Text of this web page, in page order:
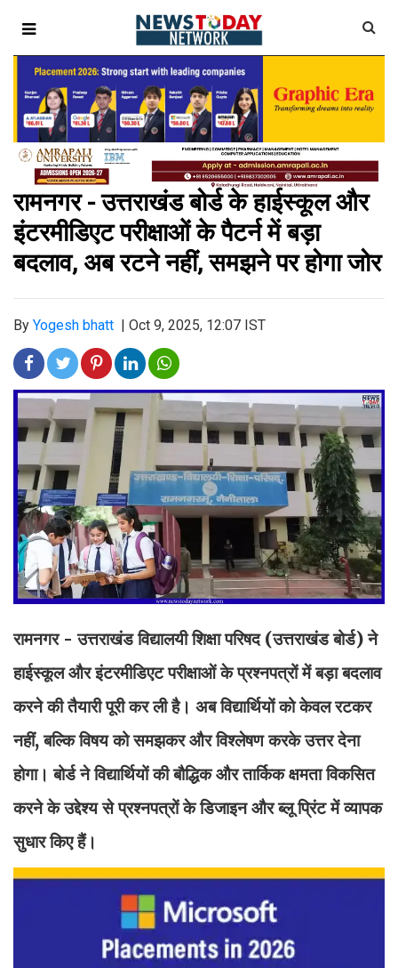
रामनगर - उत्तराखंड बोर्ड के हाईस्कूल और
इंटरमीडिएट परीक्षाओं के पैटर्न में बड़ा
बदलाव, अब रटने नहीं, समझने पर होगा जोर
By Yogesh bhatt Oct 9, 2025, 12:07 IST
रामनगर - उत्तराखंड विद्यालयी शिक्षा परिषद (उत्तराखंड बोर्ड) ने
हाईस्कूल और इंटरमीडिएट परीक्षाओं के प्रश्नपत्रों में बड़ा बदलाव
करने की तैयारी पूरी कर ली है। अब विद्यार्थियों को केवल रटकर
नहीं, बल्कि विषय को समझकर और विश्लेषण करके उत्तर देना
होगा। बोर्ड ने विद्यार्थियों की बौद्धिक और तार्किक क्षमता विकसित
करने के उद्देश्य से प्रश्नपत्रों के डिजाइन और ब्लू प्रिंट में व्यापक
सुधार किए हैं।